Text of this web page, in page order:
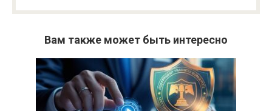
Вам также может быть интересно